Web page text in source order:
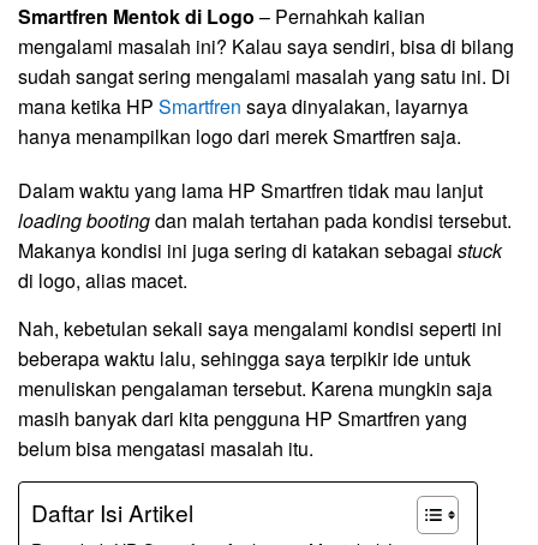
Smartfren Mentok di Logo – Pernahkah kalian
mengalami masalah ini? Kalau saya sendiri, bisa di bilang
sudah sangat sering mengalami masalah yang satu ini. Di
mana ketika HP Smartfren saya dinyalakan, layarnya
hanya menampilkan logo dari merek Smartfren saja.
Dalam waktu yang lama HP Smartfren tidak mau lanjut
loading bootingdan malah tertahan pada kondisi tersebut.
Makanya kondisi ini juga sering di katakan sebagai stuck
di logo, alias macet.
Nah, kebetulan sekali saya mengalami kondisi seperti ini
beberapa waktu lalu, sehingga saya terpikir ide untuk
menuliskan pengalaman tersebut. Karena mungkin saja
masih banyak dari kita pengguna HP Smartfren yang
belum bisa mengatasi masalah itu.
Daftar Isi Artikel